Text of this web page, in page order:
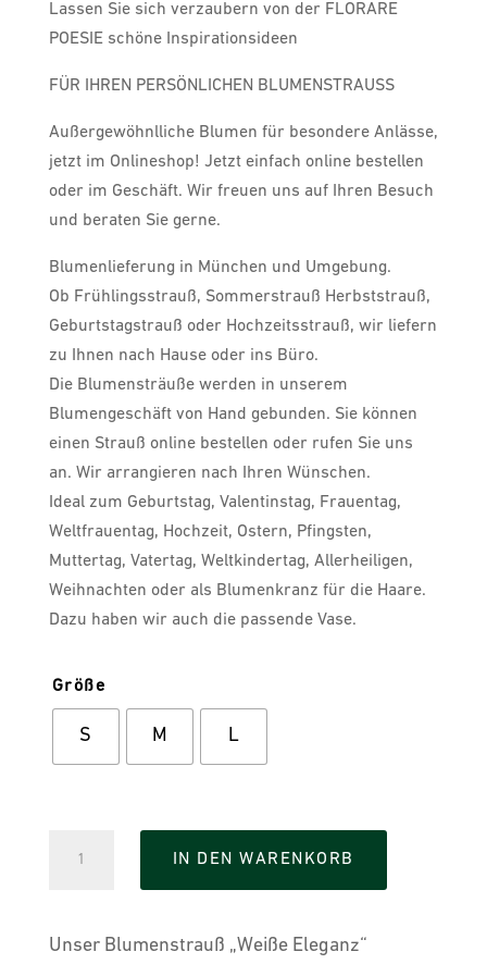
Lassen Sie sich verzaubern von der FLORARE
POESIE schöne Inspirationsideen
FÜR IHREN PERSÖNLICHEN BLUMENSTRAUSS
Außergewöhnlliche Blumen für besondere Anlässe,
jetzt im Onlineshop! Jetzt einfach online bestellen
oder im Geschäft. Wir freuen uns auf Ihren Besuch
und beraten Sie gerne.
Blumenlieferung in München und Umgebung.
Ob Frühlingsstrauß, Sommerstrauß Herbststrauß,
Geburtstagstrauß oder Hochzeitsstrauß, wir liefern
zu Ihnen nach Hause oder ins Büro.
Die Blumensträuße werden in unserem
Blumengeschäft von Hand gebunden. Sie können
einen Strauß online bestellen oder rufen Sie uns
an. Wir arrangieren nach Ihren Wünschen.
Ideal zum Geburtstag, Valentinstag, Frauentag,
Weltfrauentag, Hochzeit, Ostern, Pfingsten,
Muttertag, Vatertag, Weltkindertag, Allerheiligen,
Weihnachten oder als Blumenkranz für die Haare.
Dazu haben wir auch die passende Vase.
Größe
S M L
IN DEN WARENKORB
Unser Blumenstrauß „Weiße Eleganz“